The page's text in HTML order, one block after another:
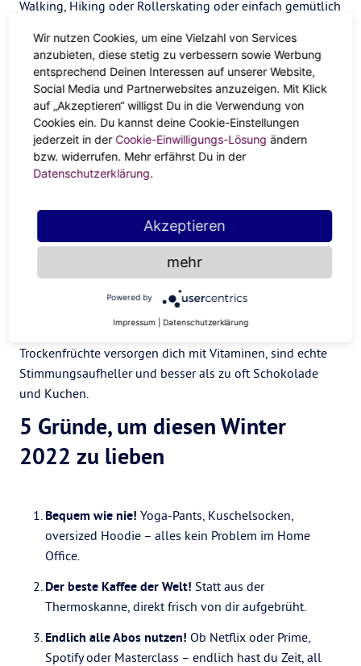
Walking, Hiking oder Rollerskating oder einfach gemütlich
Stoffwechsel aktiv und dein Kopf wird frei. DieBewegung
sorgt für Abwechslung und Input. Du siehst und hörst
etwas anderes, und dein Körper kommst aus dem
Winterschlafmodus raus. Das hebt deine Laune und bringt
dich auf andere Gedanken. Geht alles nicht, weil das
Wetter dir in die Quere kommt? Es gibt unzählige Online-
Kurse, die du 24/7 abrufen kannst und Gyms haben auch
Deine Figur gerät aus den Fugen?
Die meisten von uns arbeiten seit
in der Nähe des
Kühlschranks. Das ist praktisch, aber auch tückisch. Schau,
dass du ein paar natürliche Superfoods zum Snacken im
Haus hast und vor allem vitaminreich isst! Super Food,
super Mood! Frisches, saisonales Gemüse, Obst und
Trockenfrüchte versorgen dich mit Vitaminen, sind echte
Stimmungsaufheller und besser als zu oft Schokolade
und Kuchen.
5 Gründe, um diesen Winter
2022 zu lieben
Bequem wie nie! Yoga-Pants, Kuschelsocken,
oversized Hoodie – alles kein Problem im Home
Office.
Der beste Kaffee der Welt! Statt aus der
Thermoskanne, direkt frisch von dir aufgebrüht.
Endlich alle Abos nutzen! Ob Netflix oder Prime,
Spotify oder Masterclass – endlich hast du Zeit, all
Wir nutzen Cookies, um eine Vielzahl von Services
anzubieten, diese stetig zu verbessern sowie Werbung
entsprechend Deinen Interessen auf unserer Website,
Social Media und Partnerwebsites anzuzeigen. Mit Klick
auf „Akzeptieren“ willigst Du in die Verwendung von
Cookies ein. Du kannst deine Cookie-Einstellungen
jederzeit in der Cookie-Einwilligungs-Lösung ändern
bzw. widerrufen. Mehr erfährst Du in der
Datenschutzerklärung.
Akzeptieren
mehr
Powered by
Impressum Datenschutzerklärung